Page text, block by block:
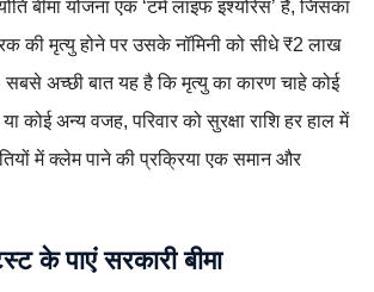
बीमा योजना एक ‘टर्म लाइफ इंश्योरेंस’ है, जिसका
की मृत्यु होने पर उसके नॉमिनी को सीधे ₹2 लाख
सबसे अच्छी बात यह है कि मृत्यु का कारण चाहे कोई
या कोई अन्य वजह, परिवार को सुरक्षा राशि हर हाल में
में क्लेम पाने की प्रक्रिया एक समान और
के पाएं सरकारी बीमा